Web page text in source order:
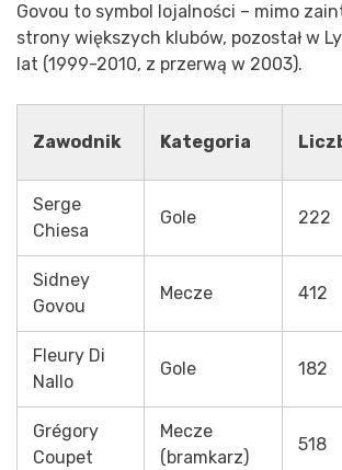
Govou to symbol lojalności – mimo
strony większych klubów, pozostał w
lat (1999-2010, z przerwą w 2003).
Zawodnik Kategoria
Serge
Chiesa
Gole 222
Sidney
Govou
Mecze 412
Fleury Di
Nallo
Gole 182
Grégory
Coupet
Mecze
(bramkarz)
518